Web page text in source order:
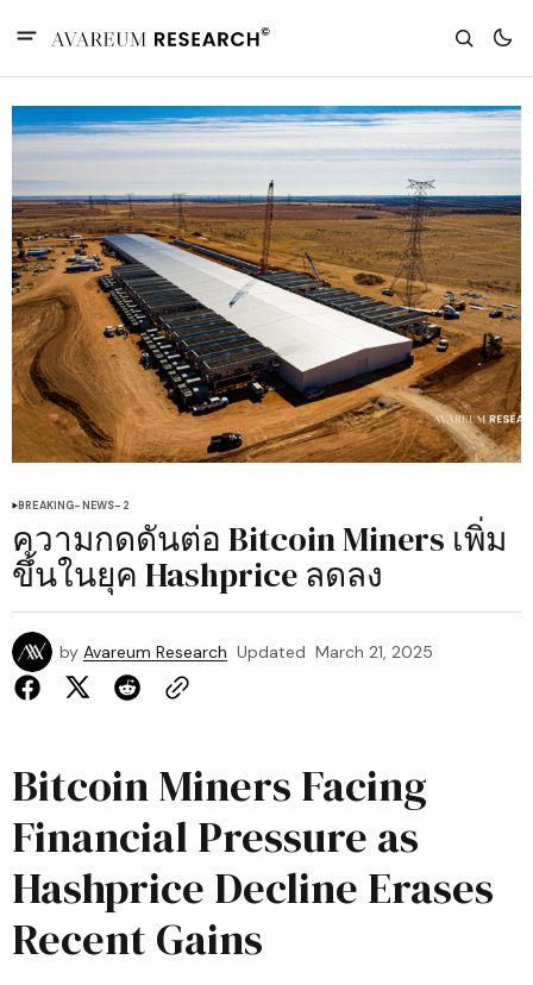
BREAKING-NEWS-2
ความกดดันต่อ Bitcoin Miners เพิ่ม
ขึ้นในยุค Hashprice ลดลง
by Avareum Research Updated March 21, 2025
Bitcoin Miners Facing
Financial Pressure as
Hashprice Decline Erases
Recent Gains